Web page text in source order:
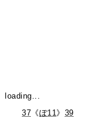
loading...
37 《ぽ11 》 39